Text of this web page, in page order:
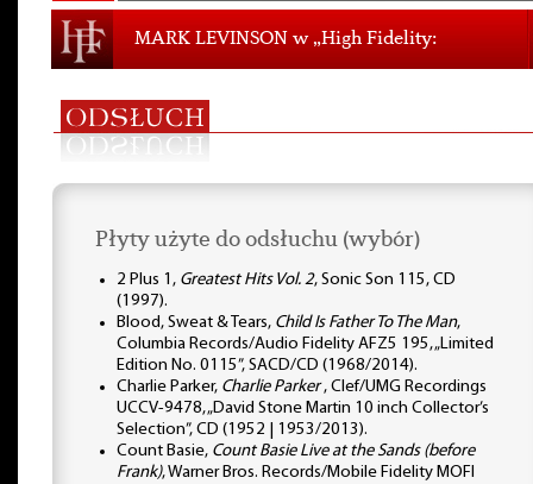
MARK LEVINSON w „High Fidelity:
Płyty użyte do odsłuchu (wybór)
2 Plus 1, Greatest Hits Vol. 2, Sonic Son 115, CD
(1997).
Blood, Sweat & Tears, Child Is Father To The Man,
Columbia Records/Audio Fidelity AFZ5 195, „Limited
Edition No. 0115”, SACD/CD (1968/2014).
Charlie Parker, Charlie Parker, Clef/UMG Recordings
UCCV-9478, „David Stone Martin 10 inch Collector’s
Selection”, CD (1952 | 1953/2013).
Count Basie, Count Basie Live at the Sands (before
Frank), Warner Bros. Records/Mobile Fidelity MOFI